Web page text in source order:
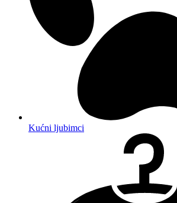
Kućni ljubimci